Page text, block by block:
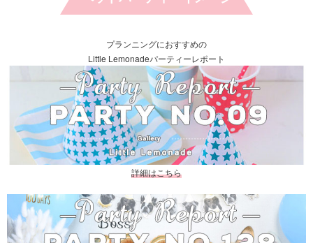
プランニングにおすすめの
Little Lemonadeパーティーレポート
詳細はこちら